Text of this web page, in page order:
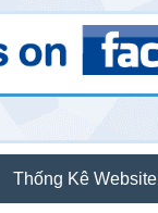
Thống Kê Website